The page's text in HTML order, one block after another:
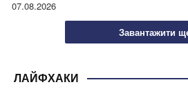
07.08.2026
Завантажити
ЛАЙФХАКИ